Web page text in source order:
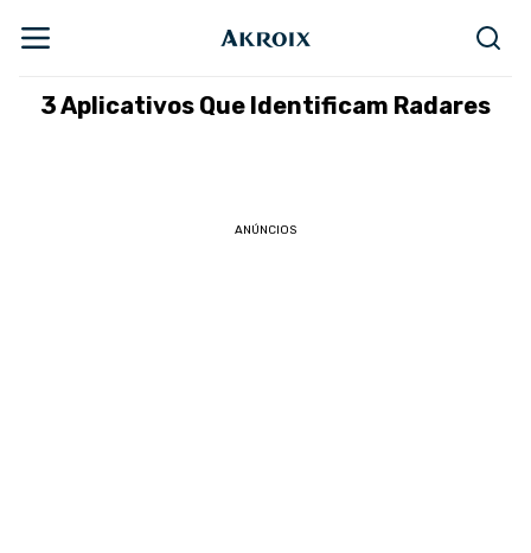
3 Aplicativos Que Identificam Radares
ANÚNCIOS